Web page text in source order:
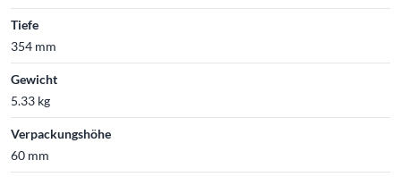
Tiefe
354 mm
Gewicht
5.33 kg
Verpackungshöhe
60 mm